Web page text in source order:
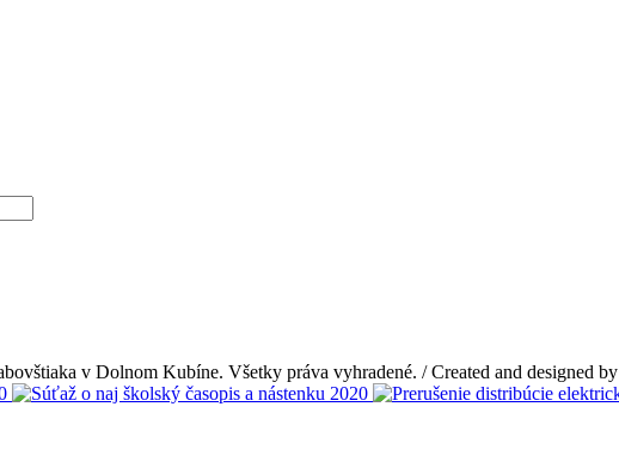
v Dolnom Kubíne. Všetky práva vyhradené. / Created and designed by